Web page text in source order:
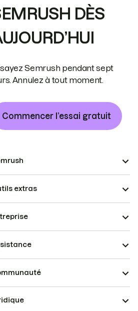
DÈS
Semrush pendant sept
Annulez à tout moment.
Commencer l’essai gratuit
extras